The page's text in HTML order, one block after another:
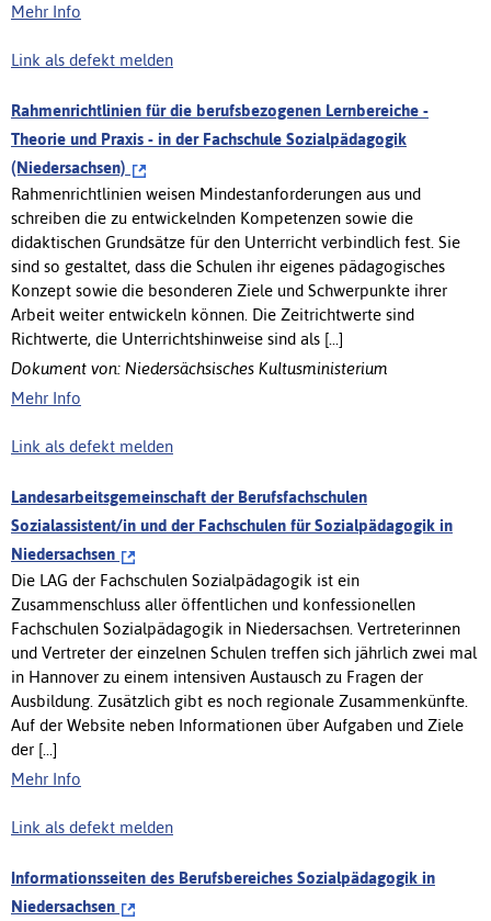
Mehr Info
Link als defekt melden
Rahmenrichtlinien für die berufsbezogenen Lernbereiche -
Theorie und Praxis - in der Fachschule Sozialpädagogik
(Niedersachsen)
Rahmenrichtlinien weisen Mindestanforderungen aus und
schreiben die zu entwickelnden Kompetenzen sowie die
didaktischen Grundsätze für den Unterricht verbindlich fest. Sie
sind so gestaltet, dass die Schulen ihr eigenes pädagogisches
Konzept sowie die besonderen Ziele und Schwerpunkte ihrer
Arbeit weiter entwickeln können. Die Zeitrichtwerte sind
Richtwerte, die Unterrichtshinweise sind als [...]
Dokument von: Niedersächsisches Kultusministerium
Mehr Info
Link als defekt melden
Landesarbeitsgemeinschaft der Berufsfachschulen
Sozialassistent/in und der Fachschulen für Sozialpädagogik in
Niedersachsen
Die LAG der Fachschulen Sozialpädagogik ist ein
Zusammenschluss aller öffentlichen und konfessionellen
Fachschulen Sozialpädagogik in Niedersachsen. Vertreterinnen
und Vertreter der einzelnen Schulen treffen sich jährlich zwei mal
in Hannover zu einem intensiven Austausch zu Fragen der
Ausbildung. Zusätzlich gibt es noch regionale Zusammenkünfte.
Auf der Website neben Informationen über Aufgaben und Ziele
der [...]
Mehr Info
Link als defekt melden
Informationsseiten des Berufsbereiches Sozialpädagogik in
Niedersachsen